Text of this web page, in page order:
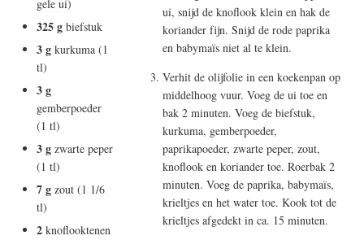
gele ui)
325 g biefstuk
3 g kurkuma (1
tl)
3 g
gemberpoeder
(1 tl)
3 g zwarte peper
(1 tl)
7 g zout (1 1/6
tl)
2 knoflooktenen
ui, snijd de knoflook klein en hak de
koriander fijn. Snijd de rode paprika
en babymaïs niet al te klein.
Verhit de olijfolie in een koekenpan op
middelhoog vuur. Voeg de ui toe en
bak 2 minuten. Voeg de biefstuk,
kurkuma, gemberpoeder,
paprikapoeder, zwarte peper, zout,
knoflook en koriander toe. Roerbak 2
minuten. Voeg de paprika, babymaïs,
krieltjes en het water toe. Kook tot de
krieltjes afgedekt in ca. 15 minuten.